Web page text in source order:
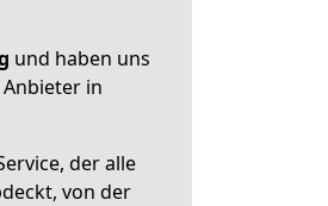
und haben uns
in
der alle
von der